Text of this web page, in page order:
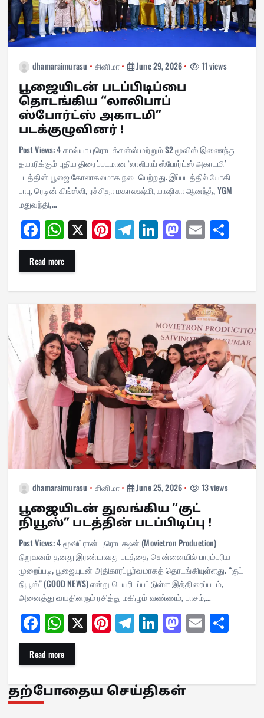
dhamaraimurasu சினிமா June 29, 2026 11 views
பூஜையிடன் படப்பிடிப்பை
தொடங்கிய “லாலிபாப்
ஸ்போர்ட்ஸ் அகாடமி”
படக்குழுவினர் !
Post Views: 4 காவ்யா புரொடக்சன்ஸ் மற்றும் S2 மூவிஸ் இணைந்து
தயாரிக்கும் புதிய திரைப்படமான ‘லாலிபாப் ஸ்போர்ட்ஸ் அகாடமி’
படத்தின் பூஜை கோலாகலமாக நடைபெற்றது. இப்படத்தில் யோகி
பாபு, ரெடின் கிங்ஸ்லி, ரச்சிதா மகாலக்ஷ்மி, யாஷிகா ஆனந்த், YGM
மதுவந்தி,…
Fa
ce
bo
ok
W
ha
ts
A
pp
X Pi
nt
es
t
Te
le
a
m
Li
nk
In
M
as
do
n
E
m
Sh
ar
Read more
dhamaraimurasu சினிமா June 25, 2026 13 views
பூஜையிடன் துவங்கிய “குட்
நியூஸ்” படத்தின் படப்பிடிப்பு !
Post Views: 4 மூவிட்ரான் புரொடக்ஷன் (Movietron Production)
நிறுவனம் தனது இரண்டாவது படத்தை சென்னையில் பாரம்பரிய
முறைப்படி, பூஜையுடன் அதிகாரப்பூர்வமாகத் தொடங்கியுள்ளது. “குட்
நியூஸ்” (GOOD NEWS) என்று பெயரிடப்பட்டுள்ள இத்திரைப்படம்,
அனைத்து வயதினரும் ரசித்து மகிழும் வண்ணம், பாசம்,…
Fa
ce
bo
ok
W
ha
ts
A
pp
X Pi
nt
es
t
Te
le
a
m
Li
nk
In
M
as
do
n
E
m
Sh
ar
Read more
தற்போதைய செய்திகள்